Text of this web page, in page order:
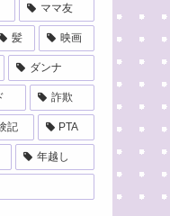
ママ友
髪 映画
ダンナ
詐欺
記 PTA
年越し